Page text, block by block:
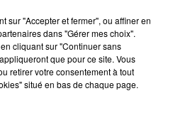
sur "Accepter et fermer", ou affiner en
dans "Gérer mes choix".
cliquant sur "Continuer sans
que pour ce site. Vous
retirer votre consentement à tout
situé en bas de chaque page.